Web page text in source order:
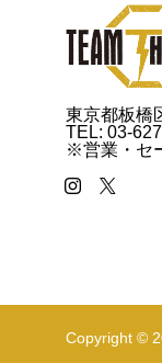
東京都板橋
TEL: 03-
※営業・セ
Copyright ©